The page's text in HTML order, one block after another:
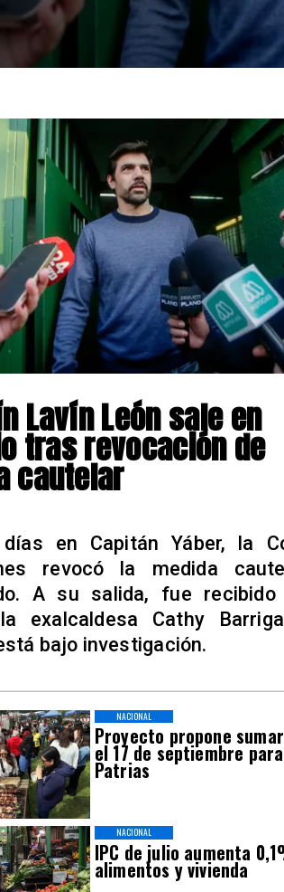
Proyecto propone
el 17 de septiembre
Patrias
NACIONAL
IPC de julio aumenta
alimentos y vivienda
NACIONAL
Lavín León sale en
tras revocación de
cautelar
en Capitán Yáber, la
revocó la medida
A su salida, fue
exalcaldesa Cathy
bajo investigación.